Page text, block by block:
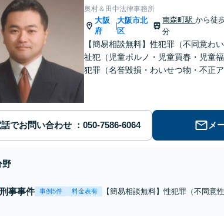
奥村＆田中法律事務所
大阪
府
|
大阪市北
区
南森町駅から徒
分
【簡易相談無料】性犯罪（不同意わ
祉犯（児童ポルノ・児童買春・児童
犯罪（名誉毀損・わいせつ物・不正
話でお問い合わせ メ
野
刑事事件 事例5件 料金表有
【簡易相談無料】性犯罪（不同意